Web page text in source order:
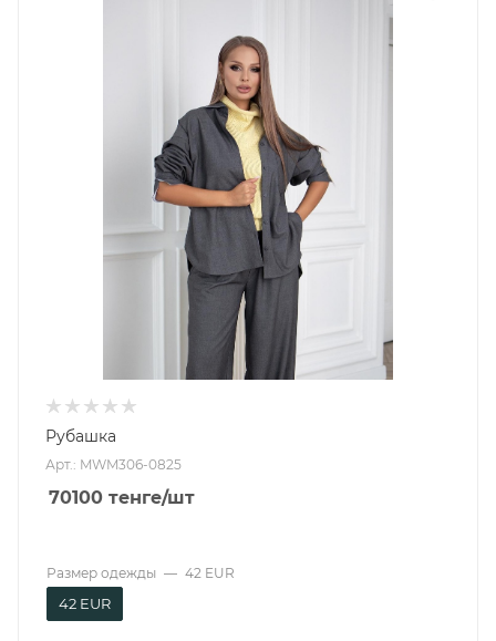
Рубашка
Арт.: MWM306-0825
70100 тенге/шт
Размер одежды — 42 EUR
42 EUR